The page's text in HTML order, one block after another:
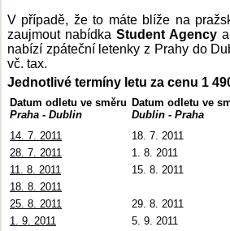
V případě, že to máte blíže na
zaujmout nabídka Student Agencya
nabízí zpáteční letenky z Prahy do
vč. tax.
Jednotlivé termíny letu za cenu 1
Datum odletu ve směru
Praha - Dublin
Datum odletu ve
Dublin - Praha
14. 7. 2011
18. 7. 2011
28. 7. 2011
1. 8. 2011
11. 8. 2011
15. 8. 2011
18. 8. 2011
25. 8. 2011
29. 8. 2011
1. 9. 2011
5. 9. 2011